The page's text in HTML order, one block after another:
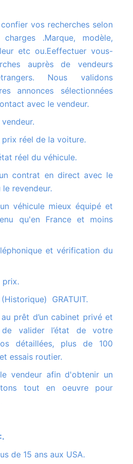
.Marque, modèle,
etc ou.Eeffectuer vous-
auprès de vendeurs
Nous validons
annonces sélectionnées
avec le vendeur.
vendeur.
prix réel de la voiture.
réel du véhicule.
revendeur.
qu'en France et moins
prix.
(Historique) GRATUIT.
de valider l’état de votre
détaillées, plus de 100
essais routier.
tout en oeuvre pour
de 15 ans aux USA.